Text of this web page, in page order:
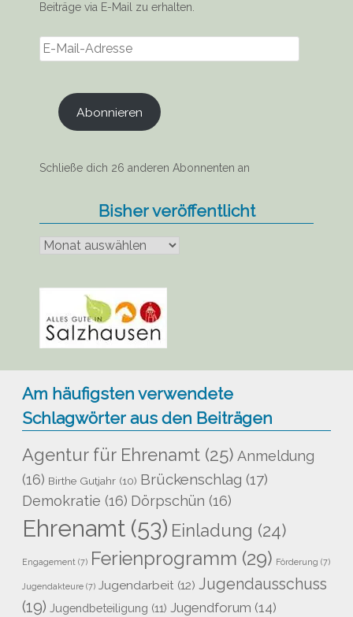
Beiträge via E-Mail zu erhalten.
E-
Mail-
Abonnieren
Schließe dich 26 anderen Abonnenten an
Bisher veröffentlicht
veröffentlicht
Am häufigsten verwendete
Schlagwörter aus den Beiträgen
Agentur für Ehrenamt (25) Anmeldung
(16) Birthe Gutjahr (10) Brückenschlag (17)
Demokratie (16) Dörpschün (16)
Ehrenamt (53) Einladung (24)
Engagement (7) Ferienprogramm (29) Förderung (7)
Jugendakteure (7) Jugendarbeit (12) Jugendausschuss
(19) Jugendbeteiligung (11) Jugendforum (14)